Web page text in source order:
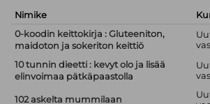
Nimike
0-koodin keittokirja : Gluteeniton,
maidoton ja sokeriton keittiö
10 tunnin dieetti : kevyt olo ja lisää
elinvoimaa pätkäpaastolla
102 askelta mummilaan